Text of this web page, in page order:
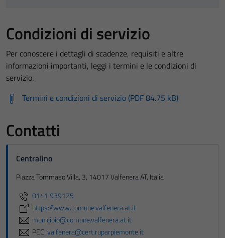
Condizioni di servizio
Per conoscere i dettagli di scadenze, requisiti e altre
informazioni importanti, leggi i termini e le condizioni di
servizio.
Termini e condizioni di servizio (PDF 84.75 kB)
Contatti
Centralino
Piazza Tommaso Villa, 3, 14017 Valfenera AT, Italia
0141 939125
https://www.comune.valfenera.at.it
municipio@comune.valfenera.at.it
PEC:valfenera@cert.ruparpiemonte.it